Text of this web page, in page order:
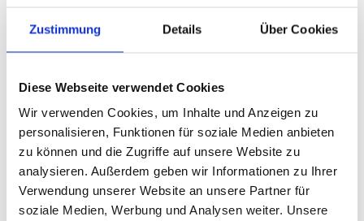
Zustimmung Details Über Cookies
Diese Webseite verwendet Cookies
Wir verwenden Cookies, um Inhalte und Anzeigen zu
personalisieren, Funktionen für soziale Medien anbieten
zu können und die Zugriffe auf unsere Website zu
analysieren. Außerdem geben wir Informationen zu Ihrer
Verwendung unserer Website an unsere Partner für
soziale Medien, Werbung und Analysen weiter. Unsere
STIMMRECHTSVERTRETUNG DURCH DIE DSW
Die DSW vertritt Ihre Stimmrechteauf sämtlichen
wichtigen Hauptversammlungen in Deutschland.
VERGANGENE HAUPTVERSAMMLUNGSTERMINE